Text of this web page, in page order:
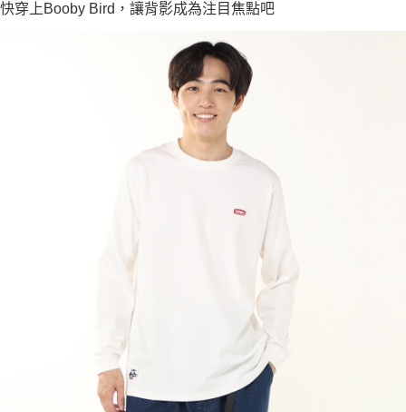
快穿上Booby Bird，讓背影成為注目焦點吧